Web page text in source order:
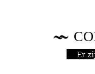
Er